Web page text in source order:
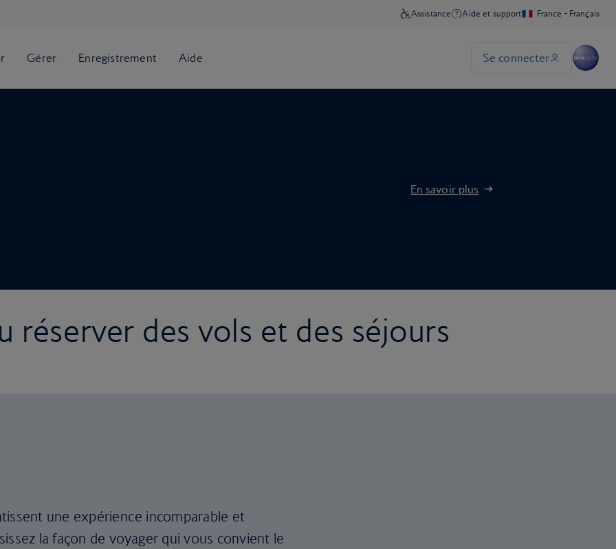
En savoir plus
réserver des vols et des séjours
une expérience incomparable et
la façon de voyager qui vous convient le